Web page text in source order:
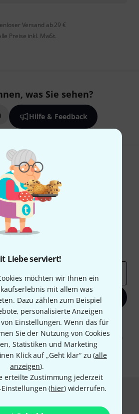
Liebe serviert!
möchten wir Ihnen ein
mit allem was
Dazu zählen zum Beispiel
personalisierte Anzeigen
Einstellungen. Wenn das für
Sie der Nutzung von Cookies
Statistiken und Marketing
Klick auf „Geht klar“ zu (alle
anzeigen).
erteilte Zustimmung jederzeit
(hier) widerrufen.
Versand ab 29 €
Preise inkl. MwSt.
was Sie sehen?
Hilfe & Feedback
Newsletter
Newsletter und gewinne mit
50 Gutscheinen
Jetzt anmelden
stimmen Sie dem Erhalt von E-Mail-
des E-Mail-Nutzungsverhaltens zu. Die
Weitere Informationen finden Sie in
Datenschutzhinweisen.
bezahlen